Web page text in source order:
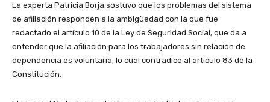
La experta Patricia Borja sostuvo que los problemas del sistema
de afiliación responden a la ambigüedad con la que fue
redactado el artículo 10 de la Ley de Seguridad Social, que da a
entender que la afiliación para los trabajadores sin relación de
dependencia es voluntaria, lo cual contradice al artículo 83 de la
Constitución.